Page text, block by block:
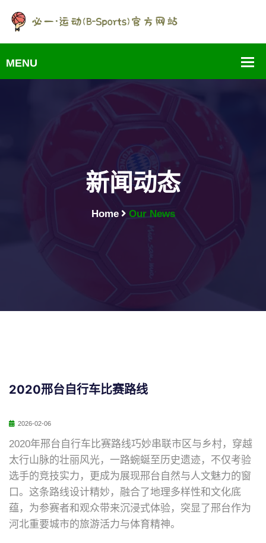
新闻动态
Home Our News
2020邢台自行车比赛路线
2026-02-06
2020年邢台自行车比赛路线巧妙串联市区与乡村，穿越
太行山脉的壮丽风光，一路蜿蜒至历史遗迹，不仅考验
选手的竞技实力，更成为展现邢台自然与人文魅力的窗
口。这条路线设计精妙，融合了地理多样性和文化底
蕴，为参赛者和观众带来沉浸式体验，突显了邢台作为
河北重要城市的旅游活力与体育精神。